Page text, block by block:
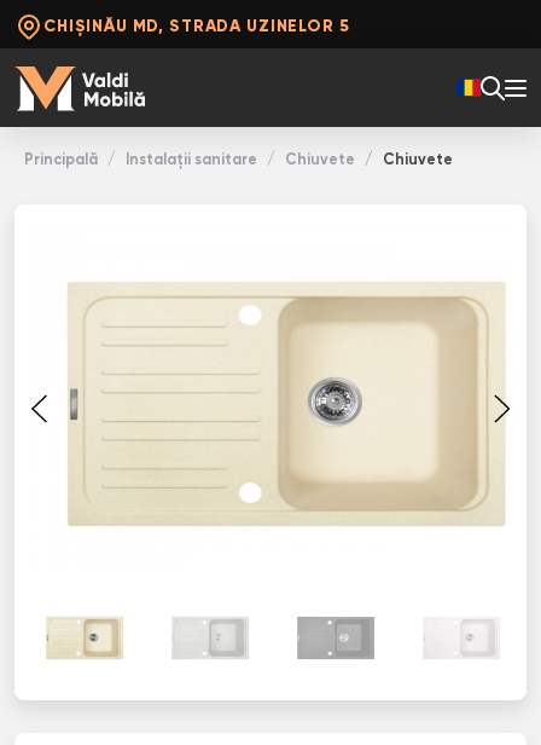
CHIȘINĂU MD, STRADA UZINELOR 5
Principală Instalații sanitare Chiuvete Chiuvete